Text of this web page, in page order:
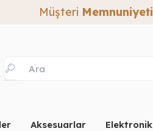
Müşteri Memnuniyeti
Aksesuarlar Elektronik